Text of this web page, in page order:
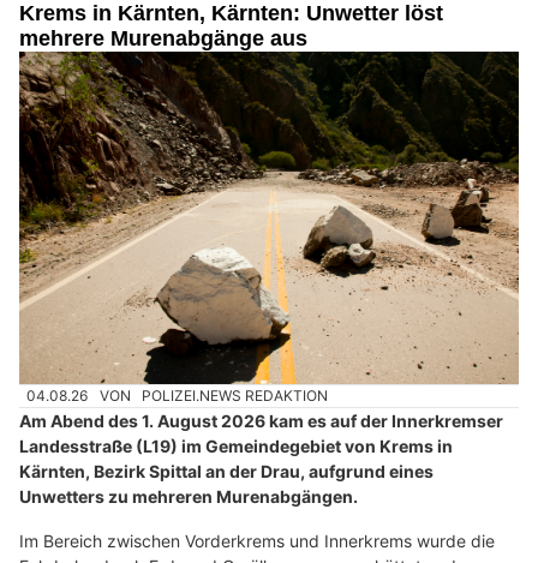
Krems in Kärnten, Kärnten: Unwetter löst
mehrere Murenabgänge aus
04.08.26 VON POLIZEI.NEWS REDAKTION
Am Abend des 1. August 2026 kam es auf der Innerkremser
Landesstraße (L19) im Gemeindegebiet von Krems in
Kärnten, Bezirk Spittal an der Drau, aufgrund eines
Unwetters zu mehreren Murenabgängen.
Im Bereich zwischen Vorderkrems und Innerkrems wurde die